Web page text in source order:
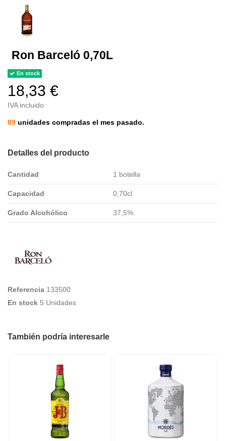
Ron Barceló 0,70L
En stock
18,33 €
IVA incluido
89 unidades compradas el mes pasado.
Detalles del producto
Cantidad 1 botella
Capacidad 0,70cl
Grado Alcohólico 37,5%
Referencia 133500
En stock 5 Unidades
También podría interesarle